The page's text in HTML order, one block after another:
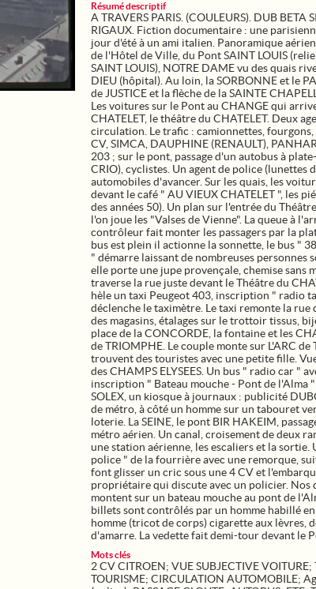
Résumé descriptif
A TRAVERS PARIS. (COULEURS). DUB BETA
RIGAUX. Fiction documentaire : une
jour d'été à un ami italien. Panoramique
de l'Hôtel de Ville, du Pont SAINT LOUIS
SAINT LOUIS), NOTRE DAME vu des quais
DIEU (hôpital). Au loin, la SORBONNE et le
de JUSTICE et la flèche de la SAINTE
Les voitures sur le Pont au CHANGE qui
CHATELET, le théâtre du CHATELET. Deux
circulation. Le trafic : camionnettes, fourgons,
CV, SIMCA, DAUPHINE (RENAULT),
203 ; sur le pont, passage d'un autobus à
CRIO), cyclistes. Un agent de police (lunettes
automobiles d'avancer. Sur les quais, les
devant le café " AU VIEUX CHATELET ", les
des années 50). Un plan sur l'entrée du
l'on joue les "Valses de Vienne". La queue à
contrôleur fait monter les passagers par la
bus est plein il actionne la sonnette, le bus "
" démarre laissant de nombreuses personnes
elle porte une jupe provençale, chemise sans
traverse la rue juste devant le Théâtre du
hèle un taxi Peugeot 403, inscription " radio
déclenche le taximètre. Le taxi remonte la rue
des magasins, étalages sur le trottoir tissus,
place de la CONCORDE, la fontaine et les
de TRIOMPHE. Le couple monte sur L'ARC de
trouvent des touristes avec une petite fille. Vue
des CHAMPS ELYSEES. Un bus " radio car "
inscription " Bateau mouche - Pont de l'Alma
SOLEX, un kiosque à journaux : publicité
de métro, à côté un homme sur un tabouret
loterie. La SEINE, le pont BIR HAKEIM,
métro aérien. Un canal, croisement de deux
une station aérienne, les escaliers et la sortie.
police " de la fourrière avec une remorque,
font glisser un cric sous une 4 CV et
propriétaire qui discute avec un policier. Nos
montent sur un bateau mouche au pont de
billets sont contrôlés par un homme habillé
homme (tricot de corps) cigarette aux lèvres,
d'amarre. La vedette fait demi-tour devant le
Mots clés
2 CV CITROEN; VUE SUBJECTIVE VOITURE;
TOURISME; CIRCULATION AUTOMOBILE;